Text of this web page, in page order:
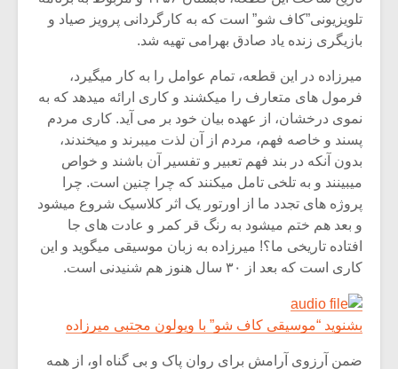
تلویزیونی”کاف شو” است که به کارگردانی پرویز صیاد و
بازیگری زنده یاد صادق بهرامی تهیه شد.
میرزاده در این قطعه، تمام عوامل را به کار میگیرد،
فرمول های متعارف را میکشند و کاری ارائه میدهد که به
نموی درخشان، از عهده بیان خود بر می آید. کاری مردم
پسند و خاصه فهم، مردم از آن لذت میبرند و میخندند،
بدون آنکه در بند فهم تعبیر و تفسیر آن باشند و خواص
میبینند و به تلخی تامل میکنند که چرا چنین است. چرا
پروژه های تجدد ما از اورتور یک اثر کلاسیک شروع میشود
و بعد هم ختم میشود به رنگ قر کمر و عادت های جا
افتاده تاریخی ما؟! میرزاده به زبان موسیقی میگوید و این
کاری است که بعد از ۳۰ سال هنوز هم شنیدنی است.
بشنوید “موسیقی کاف شو” با ویولون مجتبی میرزاده
ضمن آرزوی آرامش برای روان پاک و بی گناه او، از همه